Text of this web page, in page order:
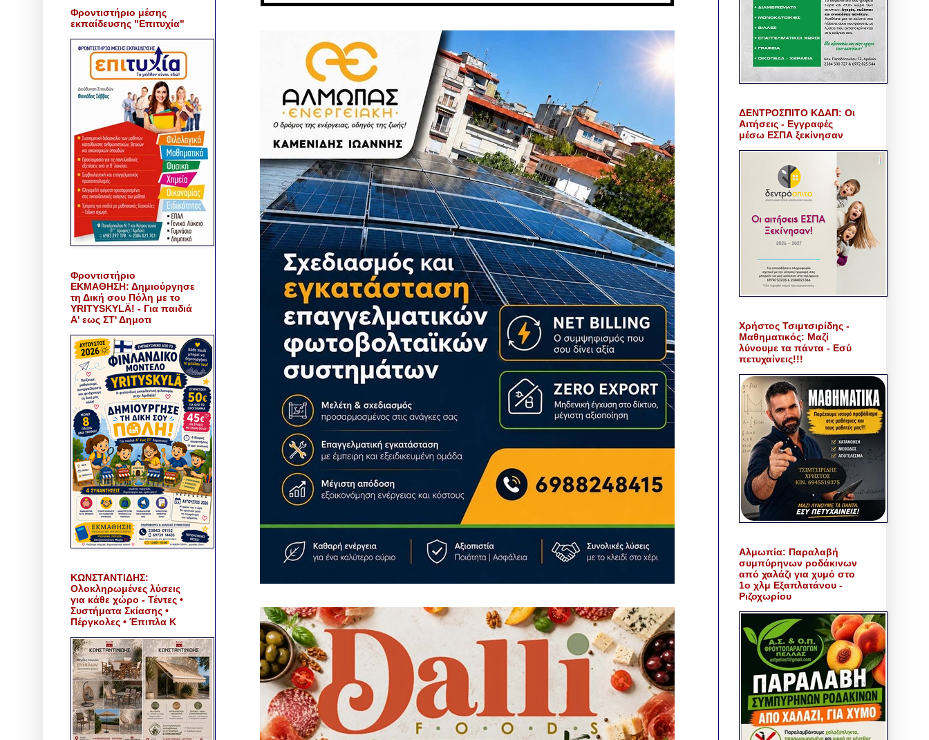
Φροντιστήριο μέσης
εκπαίδευσης "Επιτυχία"
Φροντιστήριο
ΕΚΜΑΘΗΣΗ: Δημιούργησε
τη Δική σου Πόλη με το
YRITYSKYLÄ! - Για παιδιά
Α' εως ΣΤ' Δημοτι
ΚΩΝΣΤΑΝΤΙΔΗΣ:
Ολοκληρωμένες λύσεις
για κάθε χώρο - Τέντες •
Συστήματα Σκίασης •
Πέργκολες • Έπιπλα Κ
ΔΕΝΤΡΟΣΠΙΤΟ ΚΔΑΠ: Οι
Αιτήσεις - Εγγραφές
μέσω ΕΣΠΑ ξεκίνησαν
Χρήστος Τσιμτσιρίδης -
Μαθηματικός: Μαζί
λύνουμε τα πάντα - Εσύ
πετυχαίνεις!!!
Αλμωπία: Παραλαβή
συμπύρηνων ροδάκινων
από χαλάζι για χυμό στο
1ο χλμ Εξαπλατάνου -
Ριζοχωρίου